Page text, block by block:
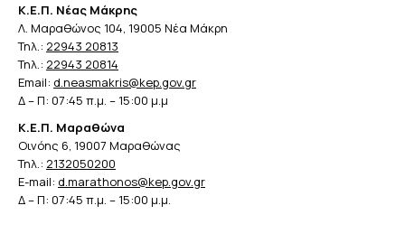
Κ.Ε.Π. Νέας Μάκρης
Λ. Μαραθώνος 104, 19005 Νέα Μάκρη
Τηλ.: 22943 20813
Τηλ.: 22943 20814
Email: d.neasmakris@kep.gov.gr
Δ – Π: 07:45 π.μ. – 15:00 μ.μ
Κ.Ε.Π. Μαραθώνα
Οινόης 6, 19007 Μαραθώνας
Τηλ.: 2132050200
E-mail: d.marathonos@kep.gov.gr
Δ – Π: 07:45 π.μ. – 15:00 μ.μ.